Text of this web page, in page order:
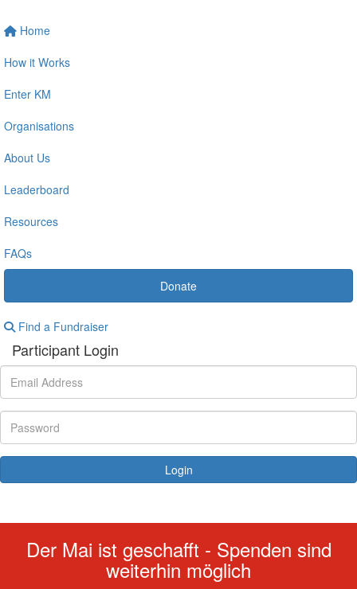
Home
How it Works
Enter KM
Organisations
About Us
Leaderboard
Resources
FAQs
Donate
Find a Fundraiser
Participant Login
Login
Der Mai ist geschafft - Spenden sind
weiterhin möglich